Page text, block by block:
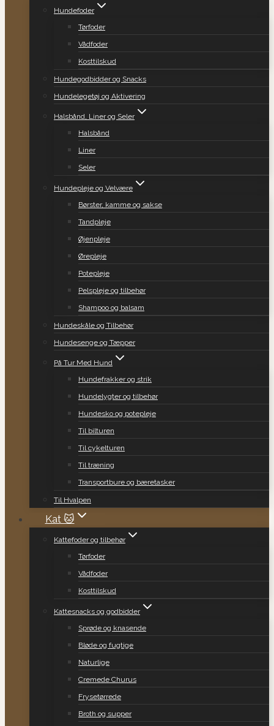
Hundefoder
Tørfoder
Vådfoder
Kosttilskud
Hundegodbidder og Snacks
Hundelegetøj og Aktivering
Halsbånd, Liner og Seler
Halsbånd
Liner
Seler
Hundepleje og Velvære
Børster, kamme og sakse
Tandpleje
Øjenpleje
Ørepleje
Potepleje
Pelspleje og tilbehør
Shampoo og balsam
Hundeskåle og Tilbehør
Hundesenge og Tæpper
På Tur Med Hund
Hundefrakker og strik
Hundelygter og tilbehør
Hundesko og potepleje
Til bilturen
Til cykelturen
Til træning
Transportbure og bæretasker
Til Hvalpen
Kat 🐱
Kattefoder og tilbehør
Tørfoder
Vådfoder
Kosttilskud
Kattesnacks og godbidder
Sprøde og knasende
Bløde og fugtige
Naturlige
Cremede Churus
Frysetørrede
Broth og supper